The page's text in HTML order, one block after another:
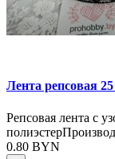
Лента репсовая
Репсовая лента с
0.80 BYN